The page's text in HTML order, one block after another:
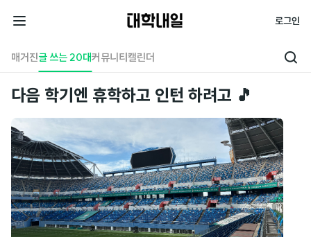
전
체
뉴
로그인
매거진글 쓰는 20대커뮤니티캘린더
검
다음 학기엔 휴학하고 인턴 하려고 🎵